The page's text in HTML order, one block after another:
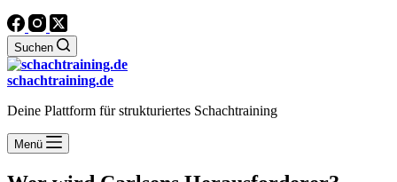
Suchen
schachtraining.de
Deine Plattform für strukturiertes Schachtraining
Menü